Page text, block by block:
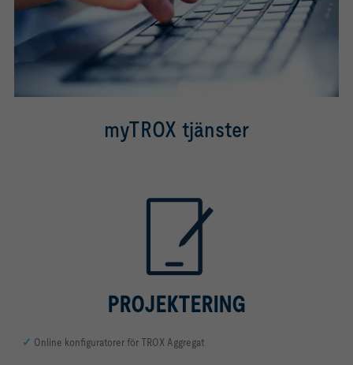
myTROX tjänster
PROJEKTERING
✓ Online konfiguratorer för TROX Aggregat